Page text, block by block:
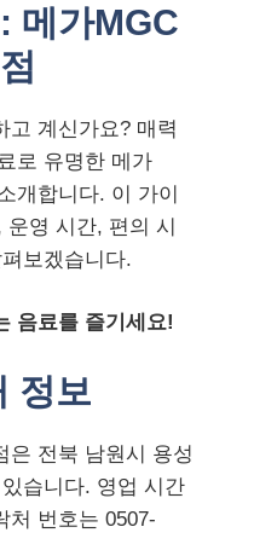
메가MGC
고 계신가요? 매력
로 유명한 메가
개합니다. 이 가이
운영 시간, 편의 시
보겠습니다.
음료를 즐기세요!
정보
은 전북 남원시 용성
습니다. 영업 시간
처 번호는 0507-